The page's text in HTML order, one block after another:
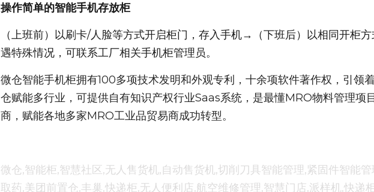
操作简单的智能手机存放柜
（上班前）以刷卡/人脸等方式开启柜门，存入手机→（下班后）以相同开柜
遇特殊情况，可联系工厂相关手机柜管理员。
微仓智能手机柜拥有100多项技术发明和外观专利，十余项软件著作权，引领
仓赋能多行业，可提供自有知识产权行业Saas系统，是最懂MRO物料管理项
商，赋能各地多家MRO工业品贸易商成功转型。
微仓,智能柜,智慧社区,无人售货机,自动售货机,切削刀具智能管理,紧固件智能
取药,美团前置仓,丰巢,快递柜,无人便利店,航空维修管理,智慧门店,派样机,快递